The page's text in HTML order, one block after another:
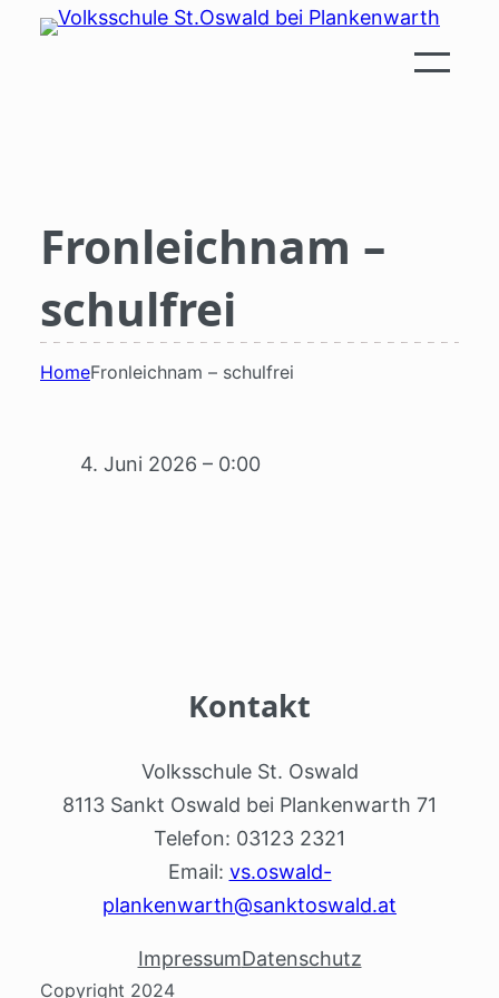
Fronleichnam –
schulfrei
HomeFronleichnam – schulfrei
4. Juni 2026 – 0:00
Kontakt
Volksschule St. Oswald
8113 Sankt Oswald bei Plankenwarth 71
Telefon: 03123 2321
Email: vs.oswald-
plankenwarth@sanktoswald.at
ImpressumDatenschutz
Copyright 2024